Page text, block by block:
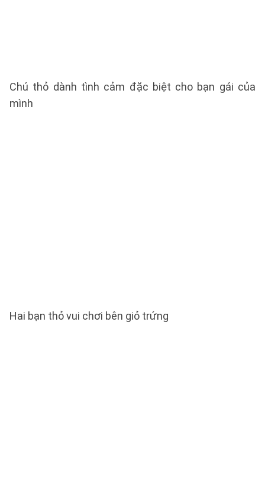
Chú thỏ dành tình cảm đặc biệt cho bạn gái của
mình
Hai bạn thỏ vui chơi bên giỏ trứng